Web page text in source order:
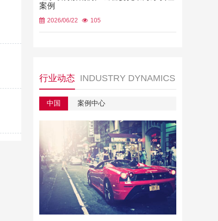
案例
2026/06/22 105
行业动态 INDUSTRY DYNAMICS
中国 案例中心